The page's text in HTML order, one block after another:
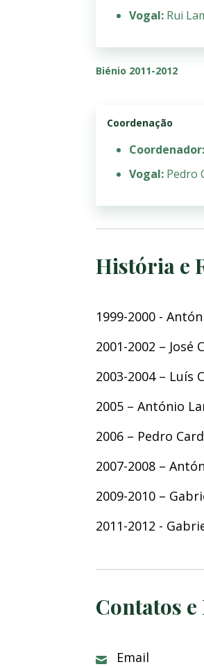
Vogal: Rui
Biénio 2011-2012
Coordenação
Coordenador:
Vogal: Pedro
História e
1999-2000 -
2001-2002 –
2003-2004 – Luís
2005 – António
2006 – Pedro
2007-2008 –
2009-2010 –
2011-2012 -
Contatos
Email